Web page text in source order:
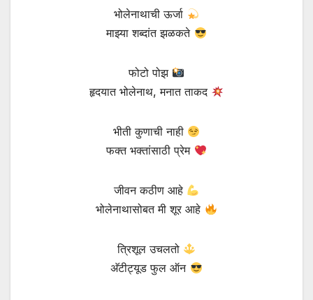
भोलेनाथाची ऊर्जा
माझ्या शब्दांत झळकते
फोटो पोझ
हृदयात भोलेनाथ, मनात ताकद
भीती कुणाची नाही
फक्त भक्तांसाठी प्रेम
जीवन कठीण आहे
भोलेनाथासोबत मी शूर आहे
त्रिशूल उचलतो
अ‍ॅटीट्यूड फुल ऑन